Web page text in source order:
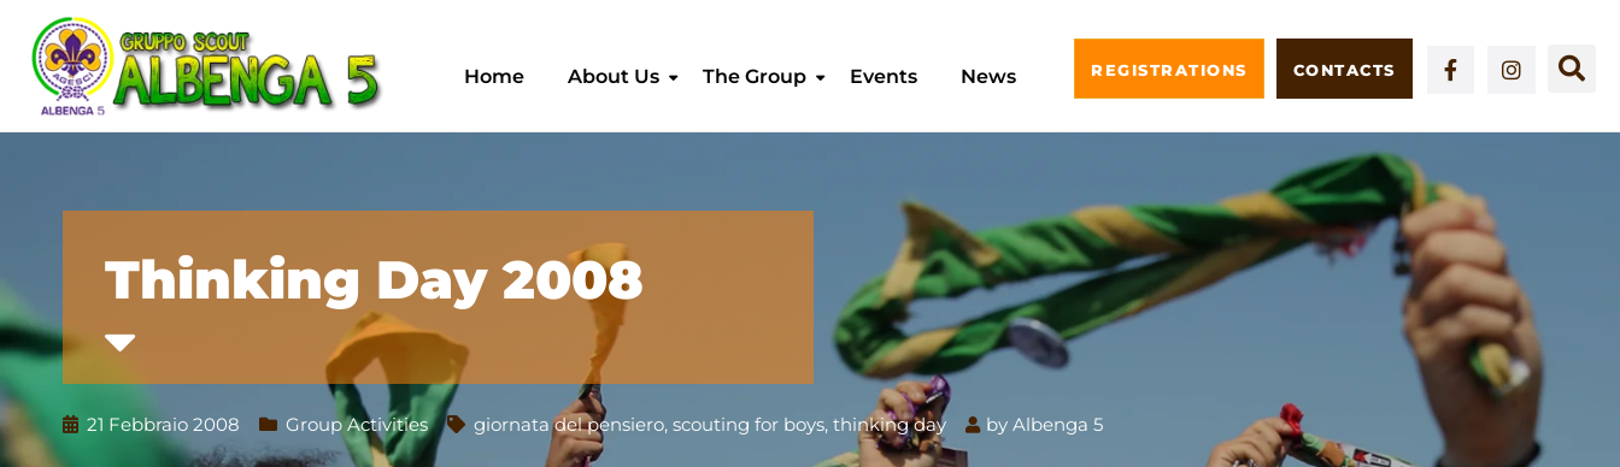
Home About Us The Group Events News REGISTRATIONS CONTACTS
Thinking Day 2008
21 Febbraio 2008 Group Activities giornata del pensiero, scouting for boys, thinking day by Albenga 5